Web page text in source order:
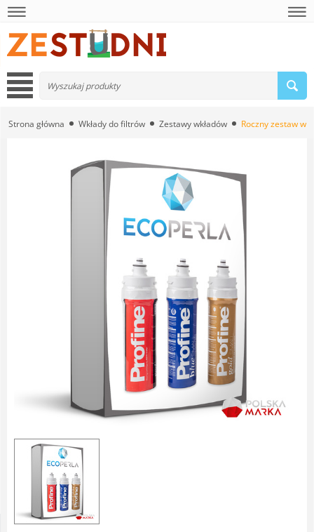
Strona główna Wkłady do filtrów Zestawy wkładów Roczny zestaw